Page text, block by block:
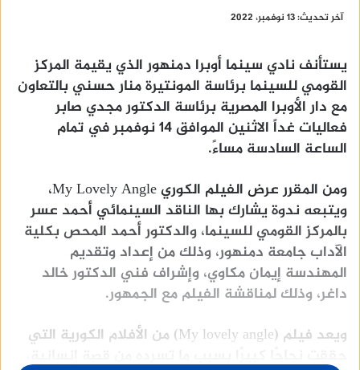
آخر تحديث: 13 نوفمبر، 2022
يستأنف نادي سينما أوبرا دمنهور الذي يقيمة المركز
القومي للسينما برئاسة المونتيرة منار حسني بالتعاون
مع دار الأوبرا المصرية برئاسة الدكتور مجدي صابر
فعاليات غداً الاثنين الموافق ١٤ نوفمبر في تمام
الساعة السادسة مساءً.
ومن المقرر عرض الفيلم الكوري My Lovely Angle،
ويتبعه ندوة يشارك بها الناقد السينمائي أحمد عسر
بالمركز القومي للسينما، والدكتور أحمد المحص بكلية
الآداب جامعة دمنهور، وذلك من إعداد وتقديم
المهندسة إيمان مكاوي، وإشراف فني الدكتور خالد
داغر، وذلك لمناقشة الفيلم مع الجمهور.
ويعد فيلم (My lovely angle) من الأفلام الكورية التي